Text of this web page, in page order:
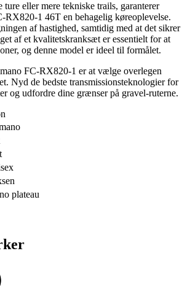
eller mere tekniske trails, garanterer
RX820-1 46T en behagelig køreoplevelse.
af hastighed, samtidig med at det sikrer
af et kvalitetskranksæt er essentielt for at
og denne model er ideel til formålet.
FC-RX820-1 er at vælge overlegen
Nyd de bedste transmissionsteknologier for
og udfordre dine grænser på gravel-ruterne.
plateau